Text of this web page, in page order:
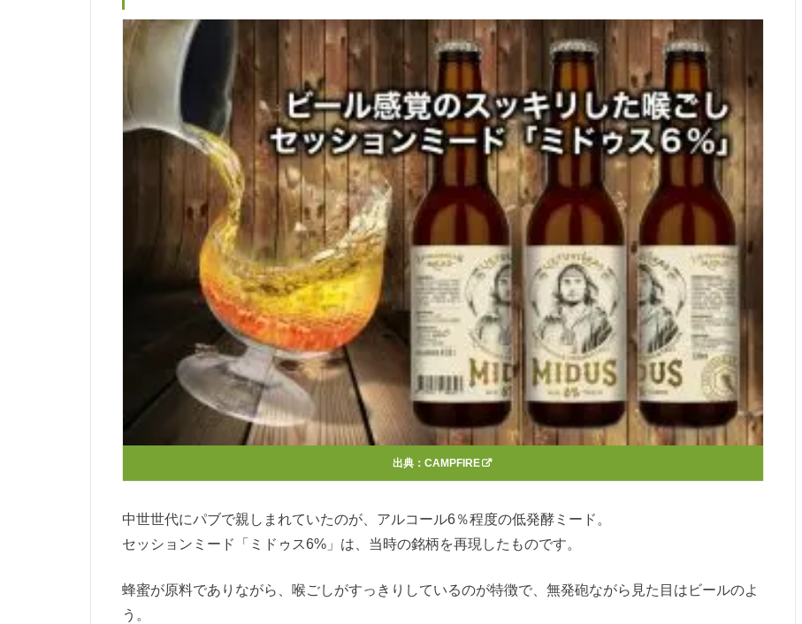
出典： CAMPFIRE
中世世代にパブで親しまれていたのが、アルコール6％程度の低発酵ミード。
セッションミード「ミドゥス6%」は、当時の銘柄を再現したものです。
蜂蜜が原料でありながら、喉ごしがすっきりしているのが特徴で、無発砲ながら見た目はビールのよ
う。